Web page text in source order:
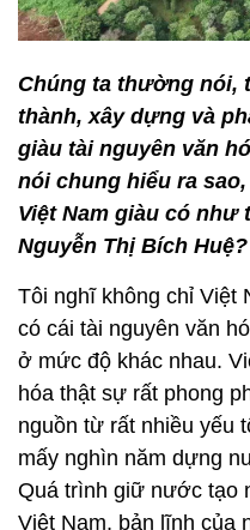
Chúng ta thường nói,
thành, xây dựng và
giàu tài nguyên văn
nói chung hiểu ra
Việt Nam giàu có
Nguyễn Thị Bích Huệ?
Tôi nghĩ không chỉ Việt
có cái tài nguyên văn
ở mức độ khác nhau.
hóa thật sự rất phong
nguồn từ rất nhiều yếu
mấy nghìn năm dựng
Quá trình giữ nước tạo
Việt Nam, bản lĩnh của